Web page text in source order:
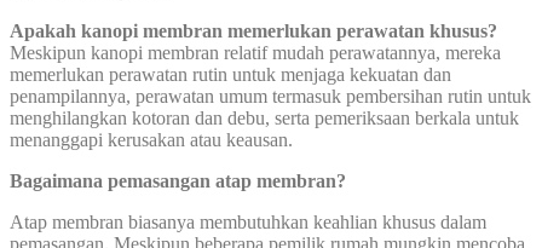
Apakah kanopi membran memerlukan perawatan khusus?
Meskipun kanopi membran relatif mudah perawatannya, mereka
memerlukan perawatan rutin untuk menjaga kekuatan dan
penampilannya, perawatan umum termasuk pembersihan rutin untuk
menghilangkan kotoran dan debu, serta pemeriksaan berkala untuk
menanggapi kerusakan atau keausan.
Bagaimana pemasangan atap membran?
Atap membran biasanya membutuhkan keahlian khusus dalam
pemasangan. Meskipun beberapa pemilik rumah mungkin mencoba